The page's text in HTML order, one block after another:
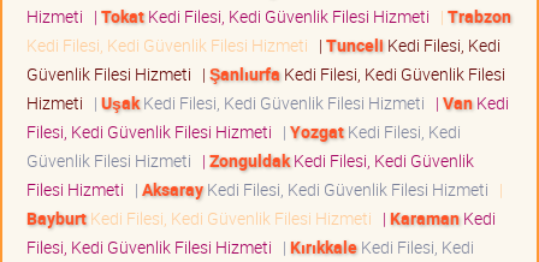
Hizmeti | TokatKedi Filesi, Kedi Güvenlik Filesi Hizmeti | Trabzon
Kedi Filesi, Kedi Güvenlik Filesi Hizmeti | Tunceli Kedi Filesi, Kedi
Güvenlik Filesi Hizmeti | Şanlıurfa Kedi Filesi, Kedi Güvenlik Filesi
Hizmeti | UşakKedi Filesi, Kedi Güvenlik Filesi Hizmeti | VanKedi
Filesi, Kedi Güvenlik Filesi Hizmeti | YozgatKedi Filesi, Kedi
Güvenlik Filesi Hizmeti | ZonguldakKedi Filesi, Kedi Güvenlik
Filesi Hizmeti | AksarayKedi Filesi, Kedi Güvenlik Filesi Hizmeti |
BayburtKedi Filesi, Kedi Güvenlik Filesi Hizmeti | KaramanKedi
Filesi, Kedi Güvenlik Filesi Hizmeti | KırıkkaleKedi Filesi, Kedi